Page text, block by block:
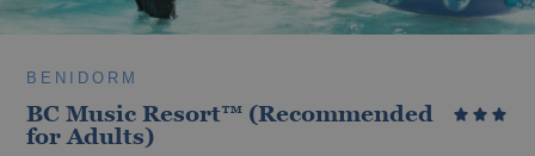
eléctrico
BENIDORM
BC Music Resort™ (Recommended
for Adults)